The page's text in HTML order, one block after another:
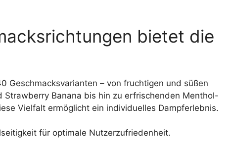
bietet die
Geschmacksvarianten – von fruchtigen und süßen
Strawberry Banana bis hin zu erfrischenden Menthol-
Vielfalt ermöglicht ein individuelles Dampferlebnis.
für optimale Nutzerzufriedenheit.